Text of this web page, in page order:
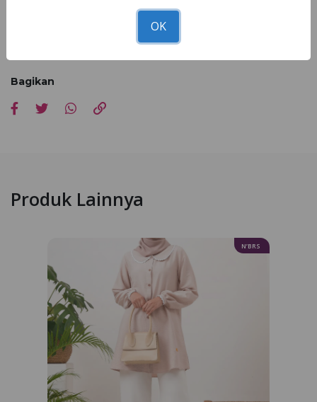
Bagikan
Produk Lainnya
N’BRS
OK